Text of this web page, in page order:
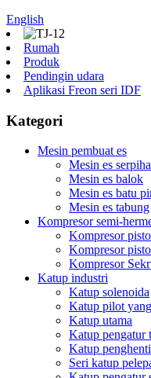
English
Rumah
Produk
Pendingin udara
Aplikasi Freon seri IDF
Kategori
Mesin pembuat es
Mesin es
Mesin es balok
Mesin es batu
Mesin es tabung
Kompresor semi-
Kompresor
Kompresor
Kompresor
Katup industri
Katup solenoida
Katup pilot
Katup utama
Katup pengatur
Katup
Seri katup